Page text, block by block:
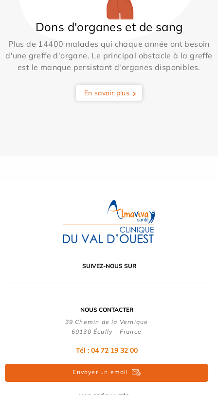
Dons d'organes et de sang
Plus de 14400 malades qui chaque année ont besoin
d'une greffe d'organe. Le principal obstacle à la greffe
est le manque persistant d'organes disponibles.
En savoir plus
SUIVEZ-NOUS SUR
NOUS CONTACTER
39 Chemin de la Vernique
69130 Écully - France
Tél : 04 72 19 32 00
Envoyer un email